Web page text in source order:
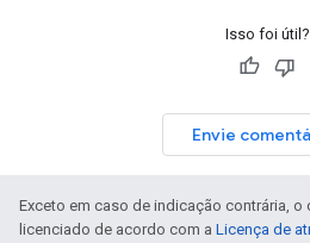
Isso foi útil?
Envie
Exceto em caso de indicação contrária,
licenciado de acordo com a Licença de